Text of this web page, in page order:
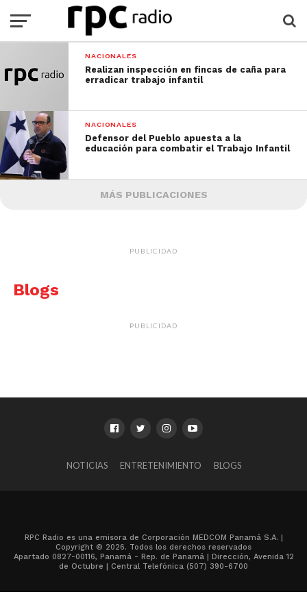
NACIONALES
Realizan inspección en fincas de caña para
erradicar trabajo infantil
NACIONALES
Defensor del Pueblo apuesta a la
educación para combatir el Trabajo Infantil
MÁS PUBLICACIONES
PUBLICIDAD
Blogs
PUBLICIDAD
NOTICIAS ENTRETENIMIENTO BLOGS
RPC Radio es una emisora de Corporación MEDCOM Panamá S.A. |
Copyright © 2026. Todos los derechos reservados
Apartado 0827-00116, Panamá - Rep. de Panamá | Dirección, Avenida 12
de Octubre | Central Telefónica (507) 390-6700